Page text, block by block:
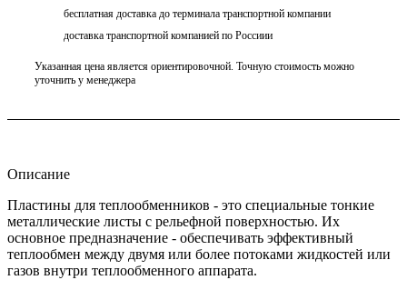
бесплатная доставка до терминала транспортной компании
доставка транспортной компанией по Россиии
Указанная цена является ориентировочной. Точную стоимость можно
уточнить у менеджера
Описание
Пластины для теплообменников - это специальные тонкие
металлические листы с рельефной поверхностью. Их
основное предназначение - обеспечивать эффективный
теплообмен между двумя или более потоками жидкостей или
газов внутри теплообменного аппарата.